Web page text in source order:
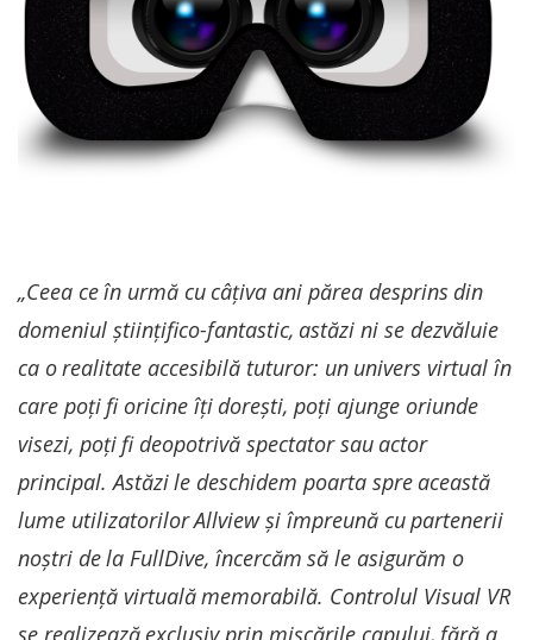
„Ceea ce în urmă cu câțiva ani părea desprins din
domeniul științifico-fantastic, astăzi ni se dezvăluie
ca o realitate accesibilă tuturor: un univers virtual în
care poți fi oricine îți dorești, poți ajunge oriunde
visezi, poți fi deopotrivă spectator sau actor
principal. Astăzi le deschidem poarta spre această
lume utilizatorilor Allview și împreună cu partenerii
noștri de la FullDive, încercăm să le asigurăm o
experiență virtuală memorabilă. Controlul Visual VR